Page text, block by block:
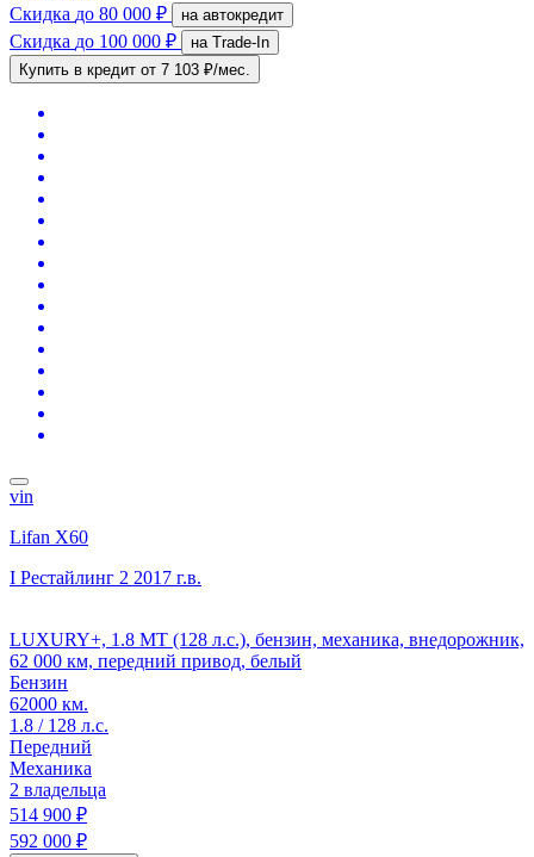
Скидка до 80 000 ₽ на автокредит
Скидка до 100 000 ₽
на Trade-In
Купить в кредит от 7 103 ₽/мес.
vin
Lifan X60
I Рестайлинг 2 2017 г.в.
LUXURY+, 1.8 MT (128 л.с.), бензин, механика, внедорожник,
62 000 км, передний привод, белый
Бензин
62000 км.
1.8 / 128 л.с.
Передний
Механика
2 владельца
514 900 ₽
592 000 ₽